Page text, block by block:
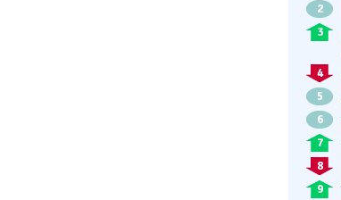
2
3
4
5
6
7
8
9